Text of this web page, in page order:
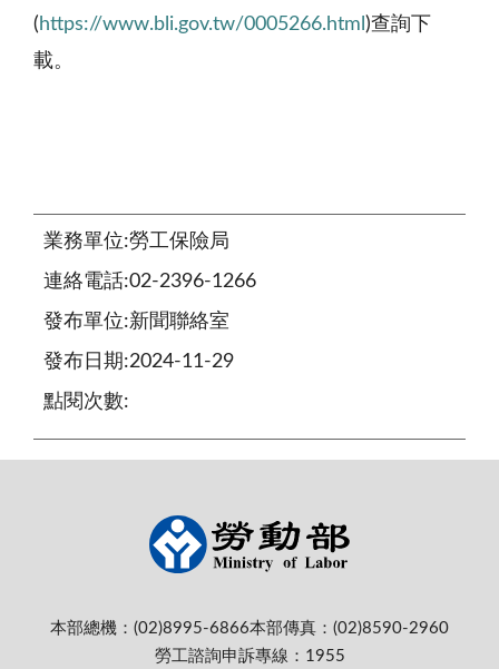
( https://www.bli.gov.tw/0005266.html )查詢下
載。
業務單位:勞工保險局
連絡電話:02-2396-1266
發布單位:新聞聯絡室
發布日期:2024-11-29
點閱次數:
本部總機：(02)8995-6866本部傳真：(02)8590-2960
勞工諮詢申訴專線：1955